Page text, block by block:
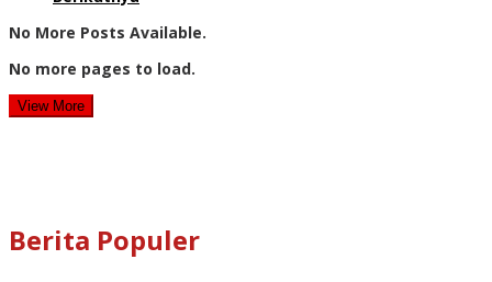
No More Posts Available.
No more pages to load.
View More
Berita Populer